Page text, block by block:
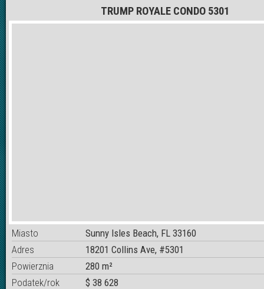
TRUMP ROYALE CONDO 5301
Miasto
Sunny Isles Beach, FL 33160
Adres
18201 Collins Ave, #5301
Powierznia
280 m²
Podatek/rok
$ 38 628